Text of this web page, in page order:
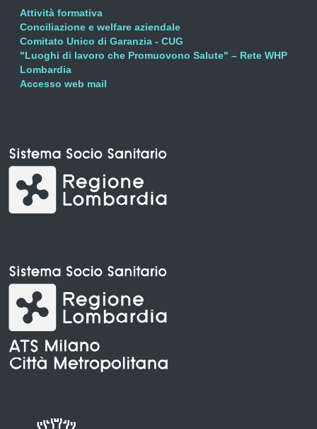
Attività formativa
Conciliazione e welfare aziendale
Comitato Unico di Garanzia - CUG
"Luoghi di lavoro che Promuovono Salute" – Rete WHP
Lombardia
Accesso web mail